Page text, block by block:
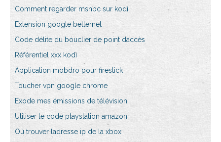
Comment regarder msnbc sur kodi
Extension google betternet
Code délite du bouclier de point daccès
Référentiel xxx kodi
Application mobdro pour firestick
Toucher vpn google chrome
Exode mes émissions de télévision
Utiliser le code playstation amazon
Où trouver ladresse ip de la xbox